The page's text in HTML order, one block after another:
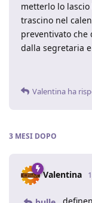
metterlo lo
trascino nel
preventivato
dalla segretaria
Valentina ha
3 MESI DOPO
Valentina